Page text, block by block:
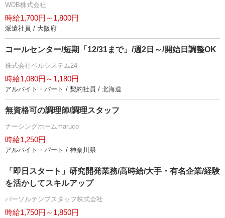
WDB株式会社
時給1,700円～1,800円
派遣社員 / 大阪府
コールセンター/短期「12/31まで」/週2日～/開始日調整OK
株式会社ベルシステム24
時給1,080円～1,180円
アルバイト・パート / 契約社員 / 北海道
無資格可の調理師/調理スタッフ
ナーシングホームmaruco
時給1,250円
アルバイト・パート / 神奈川県
「即日スタート」研究開発業務/高時給/大手・有名企業/経験
を活かしてスキルアップ
パーソルテンプスタッフ株式会社
時給1,750円～1,850円